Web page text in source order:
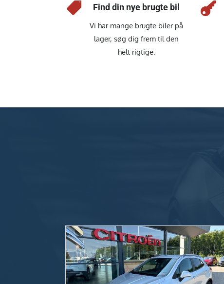
 Find din nye brugte bil
Vi har mange brugte biler på
lager, søg dig frem til den
helt rigtige.
